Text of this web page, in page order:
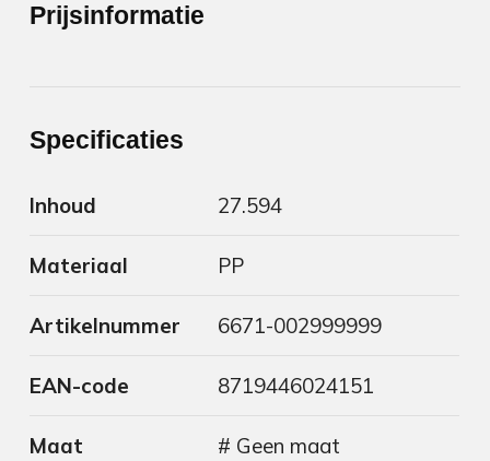
Prijsinformatie
Specificaties
Inhoud 27.594
Materiaal PP
Artikelnummer 6671-002999999
EAN-code 8719446024151
Maat # Geen maat